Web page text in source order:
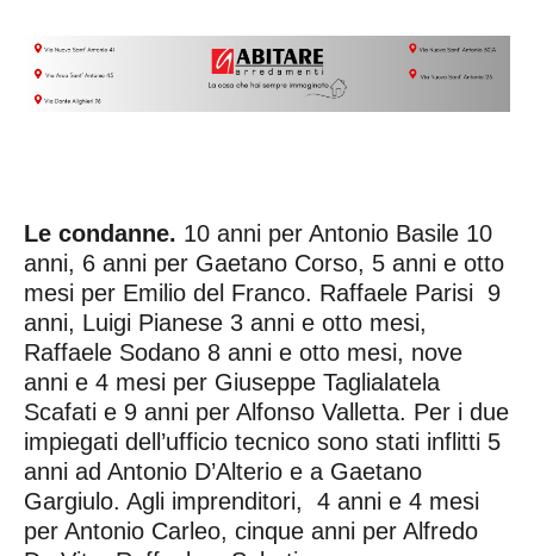
Le condanne. 10 anni per Antonio Basile 10
anni, 6 anni per Gaetano Corso, 5 anni e otto
mesi per Emilio del Franco. Raffaele Parisi 9
anni, Luigi Pianese 3 anni e otto mesi,
Raffaele Sodano 8 anni e otto mesi, nove
anni e 4 mesi per Giuseppe Taglialatela
Scafati e 9 anni per Alfonso Valletta. Per i due
impiegati dell’ufficio tecnico sono stati inflitti 5
anni ad Antonio D’Alterio e a Gaetano
Gargiulo. Agli imprenditori, 4 anni e 4 mesi
per Antonio Carleo, cinque anni per Alfredo